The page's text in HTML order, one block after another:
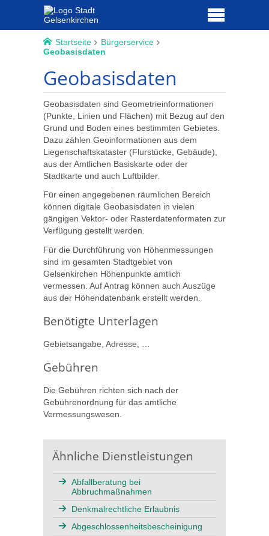
Startseite
Bürgerservice
Geobasisdaten
Geobasisdaten
Geobasisdaten sind Geometrieinformationen
(Punkte, Linien und Flächen) mit Bezug auf den
Grund und Boden eines bestimmten Gebietes.
Dazu zählen Geoinformationen aus dem
Liegenschaftskataster (Flurstücke, Gebäude),
aus der Amtlichen Basiskarte oder der
Stadtkarte und auch Luftbilder.
Für einen angegebenen räumlichen Bereich
können digitale Geobasisdaten in vielen
gängigen Vektor- oder Rasterdatenformaten zur
Verfügung gestellt werden.
Für die Durchführung von Höhenmessungen
sind im gesamten Stadtgebiet von
Gelsenkirchen Höhenpunkte amtlich
vermessen. Auf Antrag können auch Auszüge
aus der Höhendatenbank erstellt werden.
Benötigte Unterlagen
Gebietsangabe, Adresse, …
Gebühren
Die Gebühren richten sich nach der
Gebührenordnung für das amtliche
Vermessungswesen.
Ähnliche Dienstleistungen
Abfallberatung bei
Abbruchmaßnahmen
Denkmalrechtliche Erlaubnis
Abgeschlossenheitsbescheinigung